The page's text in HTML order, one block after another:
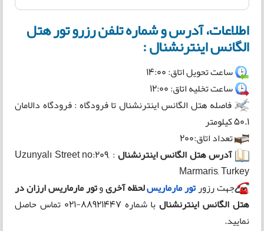
اطلاعات، آدرس و شماره تلفن رزرو تور هتل
الگانس اینترنشنال :
ساعت تحویل اتاق: 14:00
ساعت تخلیه اتاق: 12:00
فاصله هتل الگانس اینترنشنال تا فرودگاه : فرودگاه دالامان
50.1 کیلومتر
تعداد اتاق:200
آدرس هتل الگانس اینترنشنال : Uzunyalı Street no:209,
Marmaris, Turkey
جهت رزورتور مارماریسلحظه آخریوتور مارماریس ارزان در
هتل الگانس اینترنشنال
با شماره 88921447-021 تماس حاصل
نمایید.